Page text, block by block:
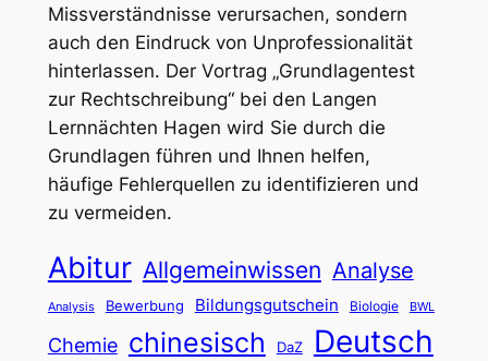
Missverständnisse verursachen, sondern
auch den Eindruck von Unprofessionalität
hinterlassen. Der Vortrag „Grundlagentest
zur Rechtschreibung“ bei den Langen
Lernnächten Hagen wird Sie durch die
Grundlagen führen und Ihnen helfen,
häufige Fehlerquellen zu identifizieren und
zu vermeiden.
Abitur Allgemeinwissen Analyse
Analysis Bewerbung Bildungsgutschein Biologie BWL
Chemie chinesisch DaZ Deutsch